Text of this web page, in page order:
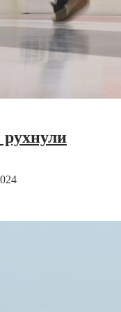
рухнули